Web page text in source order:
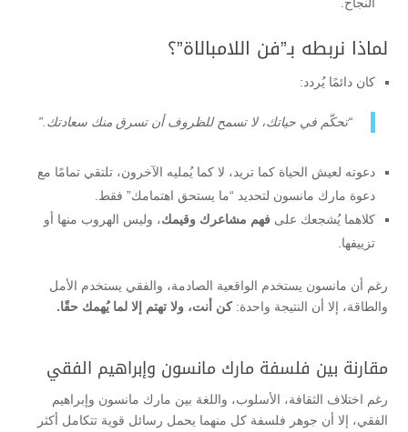
لماذا نربطه بـ”فن اللامبالاة”؟
كان دائمًا يُردد:
“تحكّم في حياتك، لا تسمح للظروف أن تسرق منك سعادتك.”
دعوته لعيش الحياة كما تريد، لا كما يُمليه الآخرون، تلتقي تمامًا مع
دعوة مارك مانسون لتحديد “ما يستحق اهتمامك” فقط.
كلاهما يُشجعك على فهم مشاعرك وقيمك، وليس الهروب منها أو
تزييفها.
رغم أن مانسون يستخدم الواقعية الصادمة، والفقي يستخدم الأمل
والطاقة، إلا أن النتيجة واحدة:كن أنت، ولا تهتم إلا لما يُهمك حقًا.
مقارنة بين فلسفة مارك مانسون وإبراهيم الفقي
رغم اختلاف الثقافة، الأسلوب، واللغة بين مارك مانسون وإبراهيم
الفقي، إلا أن جوهر فلسفة كل منهما يحمل رسائل قوية تتكامل أكثر